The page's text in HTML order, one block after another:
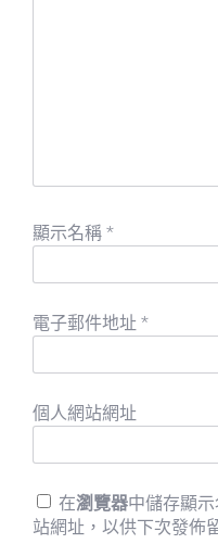
顯示名稱 *
電子郵件地址 *
個人網站網址
在瀏覽器中儲存顯
站網址，以供下次發佈